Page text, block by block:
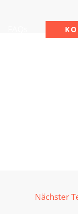
Nächster